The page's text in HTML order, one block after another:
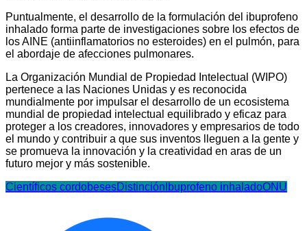
Puntualmente, el desarrollo de la formulación del ibuprofeno
inhalado forma parte de investigaciones sobre los efectos de
los AINE (antiinflamatorios no esteroides) en el pulmón, para
el abordaje de afecciones pulmonares.
La Organización Mundial de Propiedad Intelectual (WIPO)
pertenece a las Naciones Unidas y es reconocida
mundialmente por impulsar el desarrollo de un ecosistema
mundial de propiedad intelectual equilibrado y eficaz para
proteger a los creadores, innovadores y empresarios de todo
el mundo y contribuir a que sus inventos lleguen a la gente y
se promueva la innovación y la creatividad en aras de un
futuro mejor y más sostenible.
Científicos cordobesesDistinción Ibuprofeno inhaladoONU